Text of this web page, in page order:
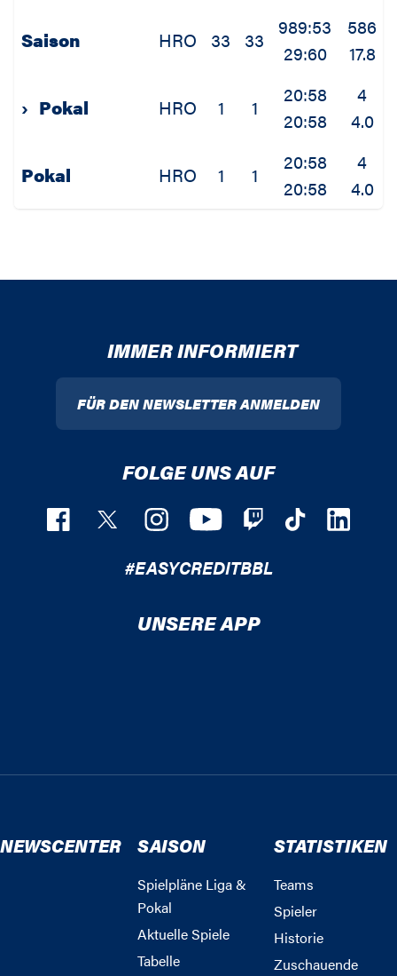
Saison HRO 33 33
989:53
29:60
586
17.8
› Pokal HRO 1 1
20:58
20:58
4
4.0
Pokal HRO 1 1
20:58
20:58
4
4.0
IMMER INFORMIERT
FÜR DEN NEWSLETTER ANMELDEN
FOLGE UNS AUF
#EASYCREDITBBL
UNSERE APP
NEWSCENTER SAISON
Spielpläne Liga &
Pokal
Aktuelle Spiele
Tabelle
STATISTIKEN
Teams
Spieler
Historie
Zuschauende